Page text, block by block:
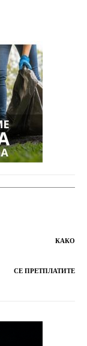
КАКО
СЕ ПРЕТПЛАТИТЕ